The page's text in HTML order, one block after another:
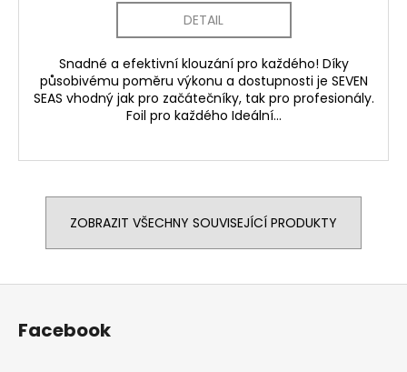
DETAIL
Snadné a efektivní klouzání pro každého! Díky
působivému poměru výkonu a dostupnosti je SEVEN
SEAS vhodný jak pro začátečníky, tak pro profesionály.
Foil pro každého Ideální...
ZOBRAZIT VŠECHNY SOUVISEJÍCÍ PRODUKTY
Z
Facebook